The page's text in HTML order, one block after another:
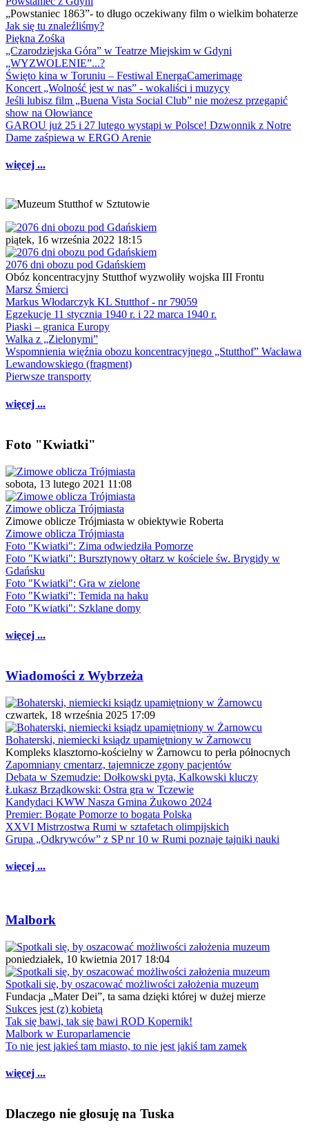
„Powstaniec 1863”- to długo oczekiwany film o wielkim bohaterze
Jak się tu znaleźliśmy?
Piękna Zośka
„Czarodziejska Góra” w Teatrze Miejskim w Gdyni
„WYZWOLENIE”...?
Święto kina w Toruniu – Festiwal EnergaCamerimage
Koncert „Wolność jest w nas” - wokaliści i muzycy
Jeśli lubisz film „Buena Vista Social Club” nie możesz przegapić
show na Ołowiance
GAROU już 25 i 27 lutego wystąpi w Polsce! Dzwonnik z Notre
Dame zaśpiewa w ERGO Arenie
więcej ...
piątek, 16 września 2022 18:15
2076 dni obozu pod Gdańskiem
Obóz koncentracyjny Stutthof wyzwoliły wojska III Frontu
Marsz Śmierci
Markus Włodarczyk KL Stutthof - nr 79059
Egzekucje 11 stycznia 1940 r. i 22 marca 1940 r.
Piaski – granica Europy
Walka z „Zielonymi”
Wspomnienia więźnia obozu koncentracyjnego „Stutthof” Wacława
Lewandowskiego (fragment)
Pierwsze transporty
więcej ...
Foto "Kwiatki"
sobota, 13 lutego 2021 11:08
Zimowe oblicza Trójmiasta
Zimowe oblicze Trójmiasta w obiektywie Roberta
Zimowe oblicza Trójmiasta
Foto "Kwiatki": Zima odwiedziła Pomorze
Foto "Kwiatki": Bursztynowy ołtarz w kościele św. Brygidy w
Gdańsku
Foto "Kwiatki": Gra w zielone
Foto "Kwiatki": Temida na haku
Foto "Kwiatki": Szklane domy
więcej ...
Wiadomości z Wybrzeża
czwartek, 18 września 2025 17:09
Bohaterski, niemiecki ksiądz upamiętniony w Żarnowcu
Kompleks klasztorno-kościelny w Żarnowcu to perła północnych
Zapomniany cmentarz, tajemnicze zgony pacjentów
Debata w Szemudzie: Dołkowski pyta, Kalkowski kluczy
Łukasz Brządkowski: Ostra gra w Tczewie
Kandydaci KWW Nasza Gmina Żukowo 2024
Premier: Bogate Pomorze to bogata Polska
XXVI Mistrzostwa Rumi w sztafetach olimpijskich
Grupa „Odkrywców” z SP nr 10 w Rumi poznaje tajniki nauki
więcej ...
Malbork
poniedziałek, 10 kwietnia 2017 18:04
Spotkali się, by oszacować możliwości założenia muzeum
Fundacja „Mater Dei”, ta sama dzięki której w dużej mierze
Sukces jest (z) kobietą
Tak się bawi, tak się bawi ROD Kopernik!
Malbork w Europarlamencie
To nie jest jakieś tam miasto, to nie jest jakiś tam zamek
więcej ...
Dlaczego nie głosuję na Tuska